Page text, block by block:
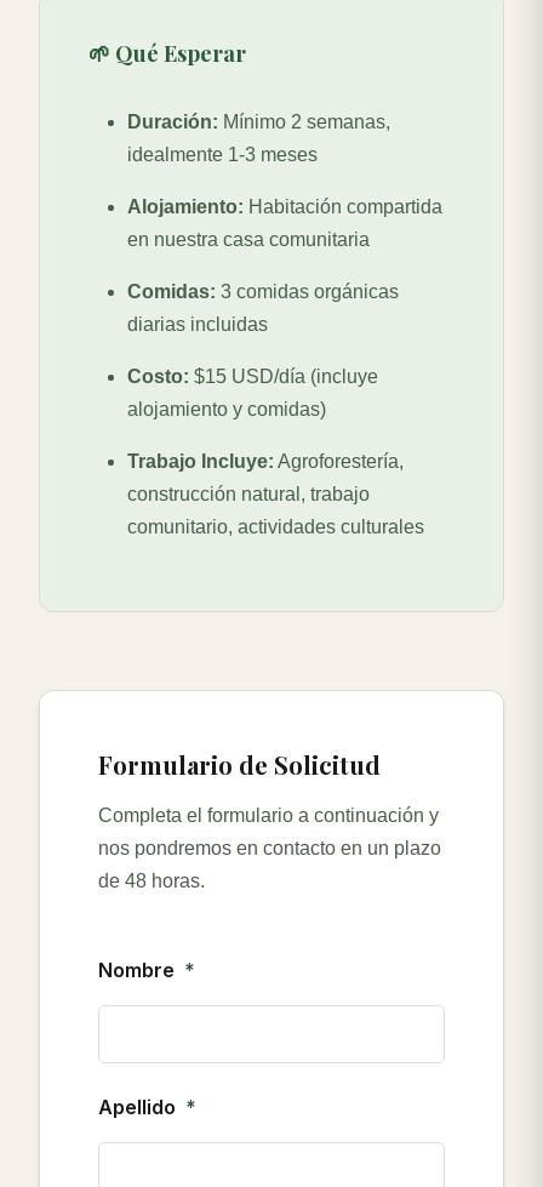
🌱 Qué Esperar
Duración: Mínimo 2 semanas,
idealmente 1-3 meses
Alojamiento: Habitación compartida
en nuestra casa comunitaria
Comidas: 3 comidas orgánicas
diarias incluidas
Costo: $15 USD/día (incluye
alojamiento y comidas)
Trabajo Incluye: Agroforestería,
construcción natural, trabajo
comunitario, actividades culturales
Formulario de Solicitud
Completa el formulario a continuación y
nos pondremos en contacto en un plazo
de 48 horas.
Nombre
Apellido